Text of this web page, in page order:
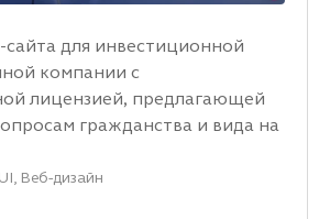
сайта для инвестиционной
компании с
лицензией, предлагающей
гражданства и вида на
, Веб-дизайн